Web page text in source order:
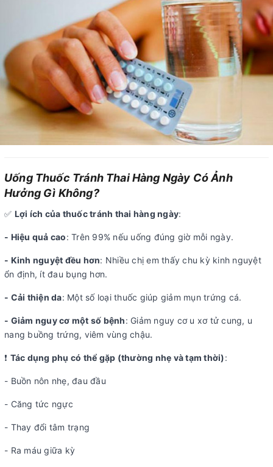
Uống Thuốc Tránh Thai Hàng Ngày Có Ảnh
Hưởng Gì Không?
✅ Lợi ích của thuốc tránh thai hàng ngày:
- Hiệu quả cao: Trên 99% nếu uống đúng giờ mỗi ngày.
- Kinh nguyệt đều hơn: Nhiều chị em thấy chu kỳ kinh nguyệt
ổn định, ít đau bụng hơn.
- Cải thiện da: Một số loại thuốc giúp giảm mụn trứng cá.
- Giảm nguy cơ một số bệnh: Giảm nguy cơ u xơ tử cung, u
nang buồng trứng, viêm vùng chậu.
❗ Tác dụng phụ có thể gặp (thường nhẹ và tạm thời):
- Buồn nôn nhẹ, đau đầu
- Căng tức ngực
- Thay đổi tâm trạng
- Ra máu giữa kỳ